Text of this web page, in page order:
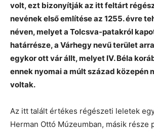
volt, ezt bizonyítják az itt feltárt
nevének első említése az 1255. évre
néven, melyet a Tolcsva-patakról
határrésze, a Várhegy nevű terület
egykor ott vár állt, melyet IV. Béla
ennek nyomai a múlt század közepén
voltak.
Az itt talált értékes régészeti leletek
Herman Ottó Múzeumban, másik része